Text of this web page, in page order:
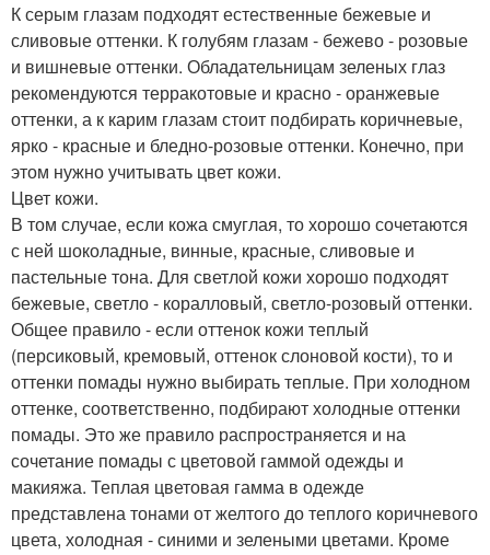
К серым глазам подходят естественные бежевые и
сливовые оттенки. К голубям глазам - бежево - розовые
и вишневые оттенки. Обладательницам зеленых глаз
рекомендуются терракотовые и красно - оранжевые
оттенки, а к карим глазам стоит подбирать коричневые,
ярко - красные и бледно-розовые оттенки. Конечно, при
этом нужно учитывать цвет кожи.
Цвет кожи.
В том случае, если кожа смуглая, то хорошо сочетаются
с ней шоколадные, винные, красные, сливовые и
пастельные тона. Для светлой кожи хорошо подходят
бежевые, светло - коралловый, светло-розовый оттенки.
Общее правило - если оттенок кожи теплый
(персиковый, кремовый, оттенок слоновой кости), то и
оттенки помады нужно выбирать теплые. При холодном
оттенке, соответственно, подбирают холодные оттенки
помады. Это же правило распространяется и на
сочетание помады с цветовой гаммой одежды и
макияжа. Теплая цветовая гамма в одежде
представлена тонами от желтого до теплого коричневого
цвета, холодная - синими и зелеными цветами. Кроме